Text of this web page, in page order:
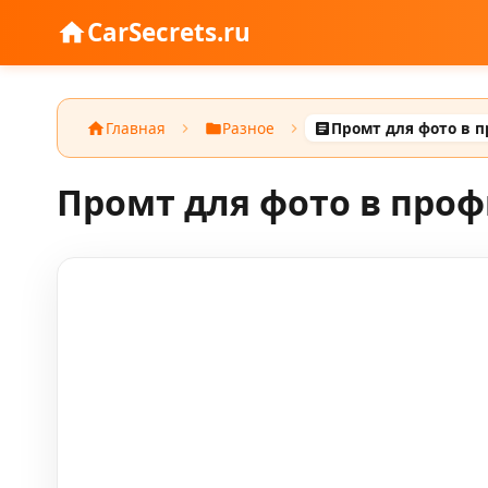
CarSecrets.ru
Главная Разное Промт для фото в
Промт для фото в